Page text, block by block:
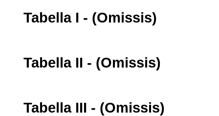
Tabella I - (Omissis)
Tabella II - (Omissis)
Tabella III - (Omissis)